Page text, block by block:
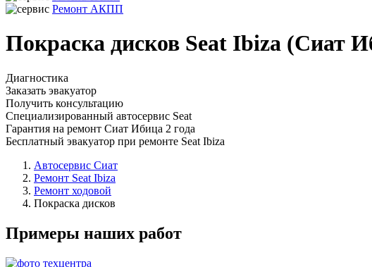
Ремонт АКПП
Покраска дисков Seat Ibiza (Сиат
Диагностика
Заказать эвакуатор
Получить консультацию
Специализированный автосервис Seat
Гарантия на ремонт Сиат Ибица 2 года
Бесплатный эвакуатор при ремонте Seat Ibiza
Автосервис Сиат
Ремонт Seat Ibiza
Ремонт ходовой
Покраска дисков
Примеры наших работ